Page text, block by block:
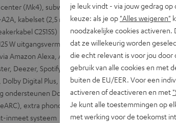
(Mk4), subwoofer T 10, 2 x REFLEKT 2 Dolby
kabelset (2,5 m subwooferkabel C3525W, 30 m
C2515S)
W uitgangsvermogen per kanaal (8 Ohm, 0,9 %
Amazon Alexa, Apple Siri, streamen via bluetooth,
Deezer, Spotify, ondersteunt Dolby Atmos, Dolby
Digital Plus, DTS:X, DTS-HD Master Audio.
Dolby Vision™, HDR10+, HLG, 3D, HDMI
extra phono-ingang, multiroom-audio via de
inmeet systeem
je leuk vindt - via jouw gedrag
keuze: als je op "Alles weigeren"
noodzakelijke cookies
dat ze willekeurig worden
die echt relevant is voor jou door
gebruik van alle cookies en met
buiten de EU/EER. Voor een
activeren of deactiveren en met
Je kunt alle toestemmingen op
met werking voor de toekomst